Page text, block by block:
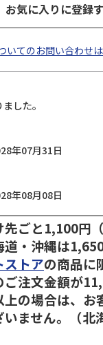
お気に入りに登録
いてのお問い合わせ
した。
年07月31日
年08月08日
ごと1,100円（
・沖縄は1,650
ストアの商品に
ご注文金額が
上の場合は、お
いません。（北